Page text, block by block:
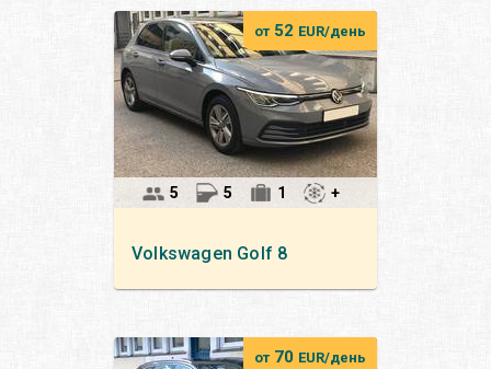
Volkswagen Golf 8
от 52 EUR/день
5 5 1 +
от 70 EUR/день